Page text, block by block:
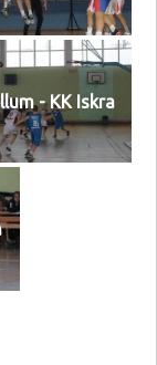
- KK Iskra